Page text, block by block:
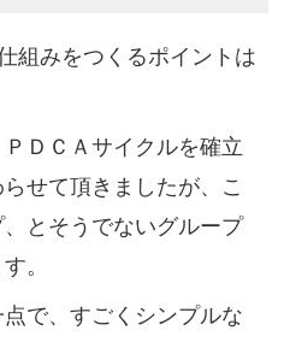
組みをつくるポイントは
ＤＣＡサイクルを確立
せて頂きましたが、こ
とそうでないグループ
。
で、すごくシンプルな